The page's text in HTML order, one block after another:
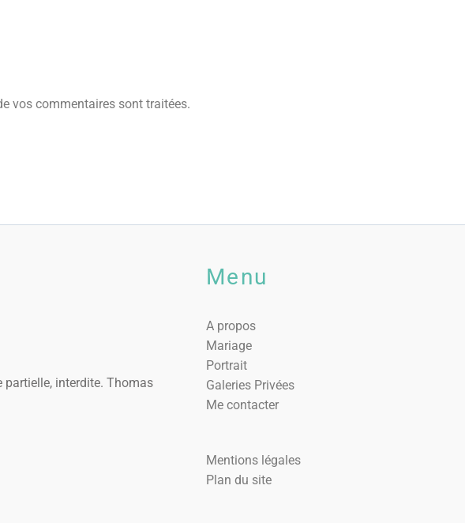
vos commentaires sont traitées.
partielle, interdite. Thomas
Menu
A propos
Mariage
Portrait
Galeries Privées
Me contacter
Mentions légales
Plan du site